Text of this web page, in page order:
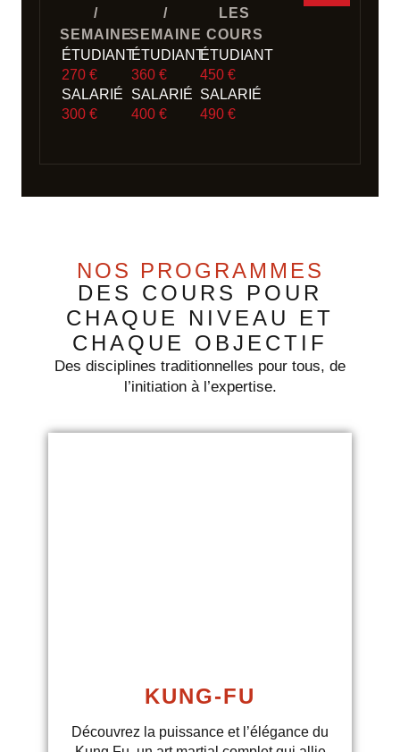
/
SEMAINE
ÉTUDIANT
270 €
SALARIÉ
300 €
/
SEMAINE
ÉTUDIANT
360 €
SALARIÉ
400 €
LES
COURS
ÉTUDIANT
450 €
SALARIÉ
490 €
NOS PROGRAMMES
DES COURS POUR
CHAQUE NIVEAU ET
CHAQUE OBJECTIF
Des disciplines traditionnelles pour tous, de
l’initiation à l’expertise.
KUNG-FU
Découvrez la puissance et l’élégance du